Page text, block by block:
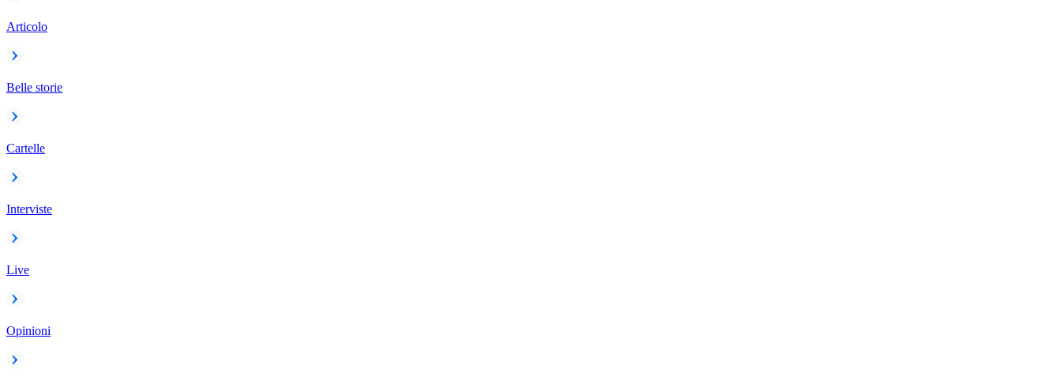
Articolo
Belle storie
Cartelle
Interviste
Live
Opinioni